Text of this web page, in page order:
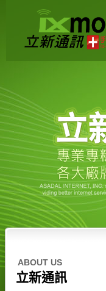
ABOUT US
立新通訊